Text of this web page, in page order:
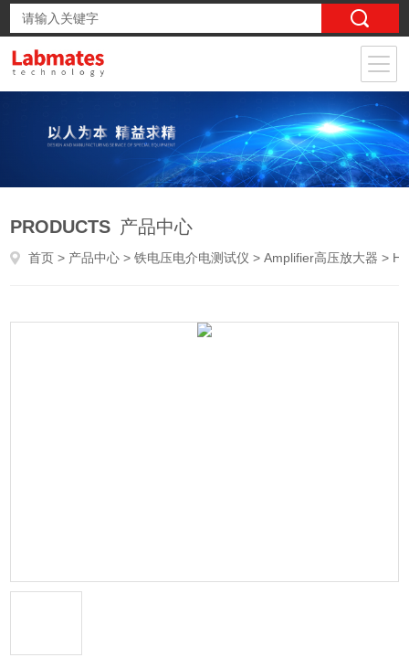
PRODUCTS 产品中心
首页 > 产品中心 >铁电压电介电测试仪 >Amplifier高压放大器 > HCAM-10KV高压放大器